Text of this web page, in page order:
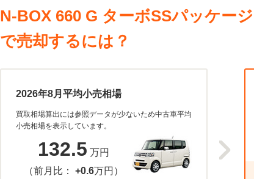
N-BOX 660 G ターボSSパッケー
で売却するには？
2026年8月平均小売相場
買取相場算出には参照データが少ないため中古車平均
小売相場を表示しています。
132.5 万円
（前月比： +0.6万円）